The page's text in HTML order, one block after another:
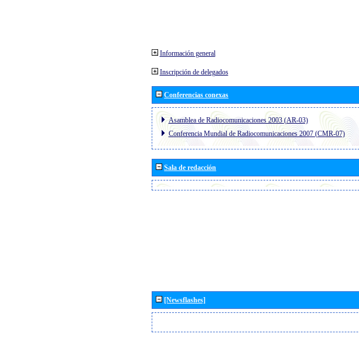
Información general
Inscripción de delegados
Conferencias conexas
Asamblea de Radiocomunicaciones 2003 (AR-03)
Conferencia Mundial de Radiocomunicaciones 2007 (CMR-07)
Sala de redacción
[Newsflashes]